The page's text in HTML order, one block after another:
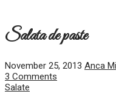
Salata de paste
November 25, 2013 Anca
3 Comments
Salate